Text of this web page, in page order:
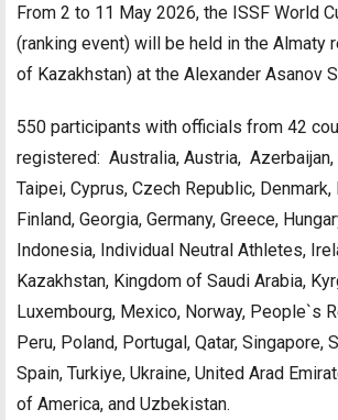
From 2 to 11 May 2026, the ISSF World
(ranking event) will be held in the Almaty
of Kazakhstan) at the Alexander Asanov
550 participants with officials from 42
registered: Australia, Austria, Azerbaijan,
Taipei, Cyprus, Czech Republic, Denmark,
Finland, Georgia, Germany, Greece,
Indonesia, Individual Neutral Athletes,
Kazakhstan, Kingdom of Saudi Arabia,
Luxembourg, Mexico, Norway, People`s
Peru, Poland, Portugal, Qatar, Singapore,
Spain, Turkiye, Ukraine, United Arad
of America, and Uzbekistan.